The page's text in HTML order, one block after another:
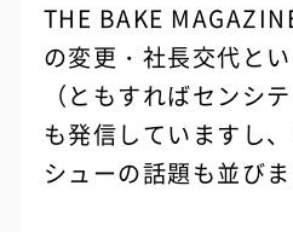
THE BAKE
の変更・社長交代と
（ともすればセンシ
も発信していますし
シューの話題も並びま